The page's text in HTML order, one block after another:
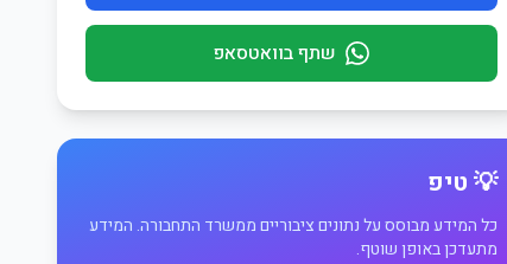
שתף בוואטסאפ
💡 טיפ
כל המידע מבוסס על נתונים ציבוריים ממשרד התחבורה. המידע
מתעדכן באופן שוטף.